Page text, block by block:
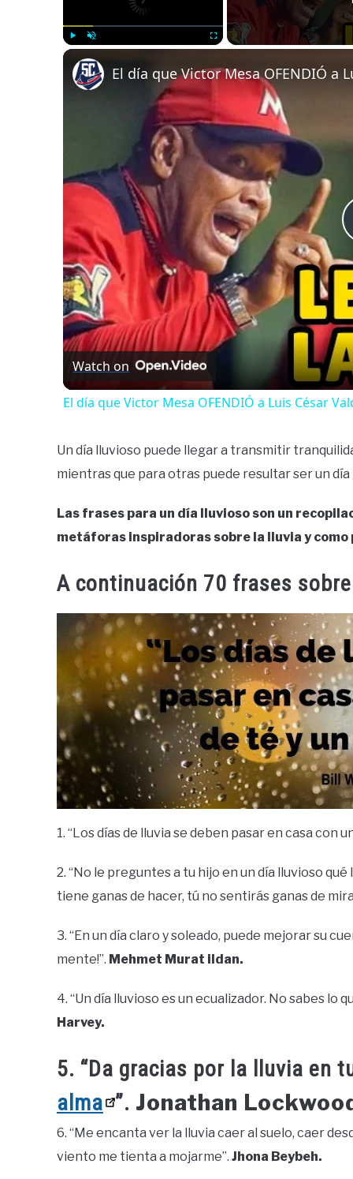
El día que Victor Mesa OFENDIÓ a
Watch on
El día que Victor Mesa OFENDIÓ a Luis César
Un día lluvioso puede llegar a transmitir
mientras que para otras puede resultar ser un día
Las frases para un día lluvioso son un
metáforas inspiradoras sobre la lluvia y como
A continuación 70 frases
1. “Los días de lluvia se deben pasar en casa con
2. “No le preguntes a tu hijo en un día lluvioso
tiene ganas de hacer, tú no sentirás ganas de
3. “En un día claro y soleado, puede mejorar su
mente!”. Mehmet Murat ildan.
4. “Un día lluvioso es un ecualizador. No sabes lo
Harvey.
5. “Da gracias por la lluvia en
alma ”. Jonathan
6. “Me encanta ver la lluvia caer al suelo, caer
viento me tienta a mojarme”. Jhona Beybeh.